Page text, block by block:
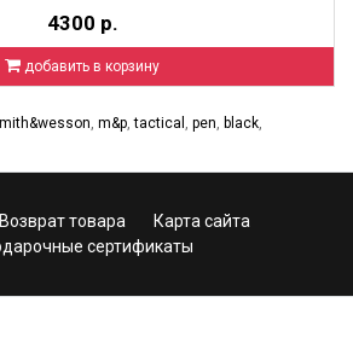
4300 р.
добавить в корзину
m&p ,tactical pen black
Возврат товара
Карта сайта
сертификаты